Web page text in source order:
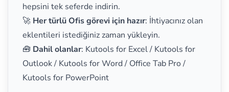
hepsini tek seferde indirin.
🚀 Her türlü Ofis görevi için hazır: İhtiyacınız olan
eklentileri istediğiniz zaman yükleyin.
🧰 Dahil olanlar: Kutools for Excel / Kutools for
Outlook / Kutools for Word / Office Tab Pro /
Kutools for PowerPoint